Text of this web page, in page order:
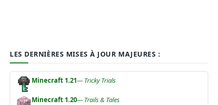
LES DERNIÈRES MISES À JOUR MAJEURES :
Minecraft 1.21— Tricky Trials
Minecraft 1.20— Trails & Tales